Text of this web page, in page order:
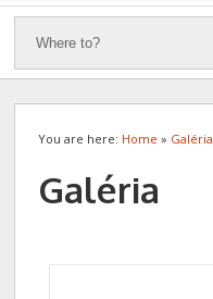
You are here: Home » Galéria
Galéria